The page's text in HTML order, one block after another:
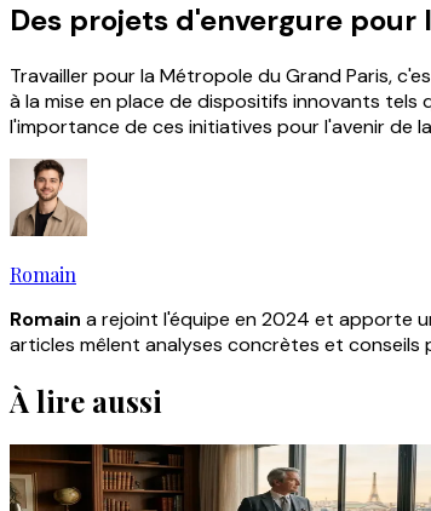
Des projets d'envergure pour
Travailler pour la Métropole du Grand Paris,
à la mise en place de dispositifs innovants tels
l'importance de ces initiatives pour l'avenir de
Romain
Romain a rejoint l'équipe en 2024 et apporte
articles mêlent analyses concrètes et conseils
À lire aussi